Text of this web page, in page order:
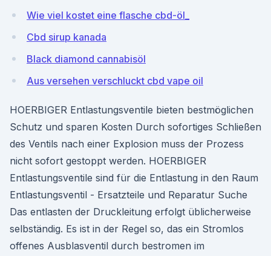
Wie viel kostet eine flasche cbd-öl_
Cbd sirup kanada
Black diamond cannabisöl
Aus versehen verschluckt cbd vape oil
HOERBIGER Entlastungsventile bieten bestmöglichen
Schutz und sparen Kosten Durch sofortiges Schließen
des Ventils nach einer Explosion muss der Prozess
nicht sofort gestoppt werden. HOERBIGER
Entlastungsventile sind für die Entlastung in den Raum
Entlastungsventil - Ersatzteile und Reparatur Suche
Das entlasten der Druckleitung erfolgt üblicherweise
selbständig. Es ist in der Regel so, das ein Stromlos
offenes Ausblasventil durch bestromen im